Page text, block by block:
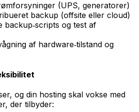
(UPS, generatorer)
backup (offsite eller cloud)
backup‑scripts og test af
af hardware‑tilstand og
og din hosting skal vokse med
der tilbyder: